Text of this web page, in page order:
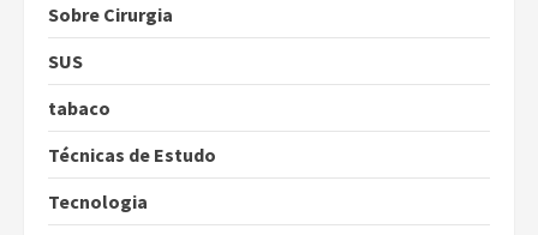
Sobre Cirurgia
SUS
tabaco
Técnicas de Estudo
Tecnologia